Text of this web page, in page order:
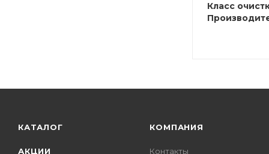
Класс
КАТАЛОГ
АКЦИИ
КОМПАНИЯ
Контакты